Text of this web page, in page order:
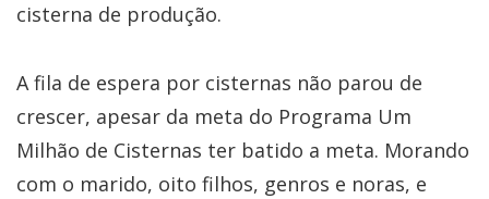
cisterna de produção.
A fila de espera por cisternas não parou de
crescer, apesar da meta do Programa Um
Milhão de Cisternas ter batido a meta. Morando
com o marido, oito filhos, genros e noras, e